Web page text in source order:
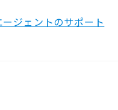
ジェントのサポート